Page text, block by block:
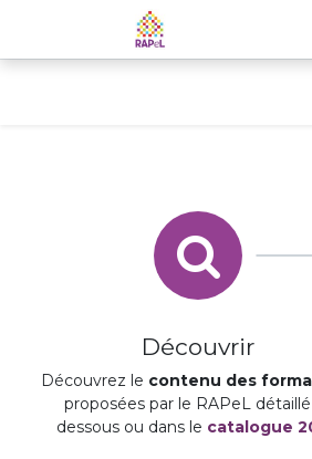
Découvrir
Découvrez le contenu des
proposées par le RAPeL
dessous ou dans le catalogue